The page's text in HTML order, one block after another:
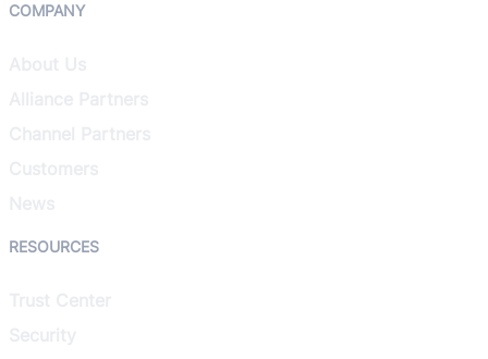
COMPANY
RESOURCES